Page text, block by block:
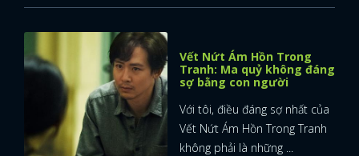
Vết Nứt Ám Hồn Trong
Tranh: Ma quỷ không đáng
sợ bằng con người
Với tôi, điều đáng sợ nhất của
Vết Nứt Ám Hồn Trong Tranh
không phải là những ...